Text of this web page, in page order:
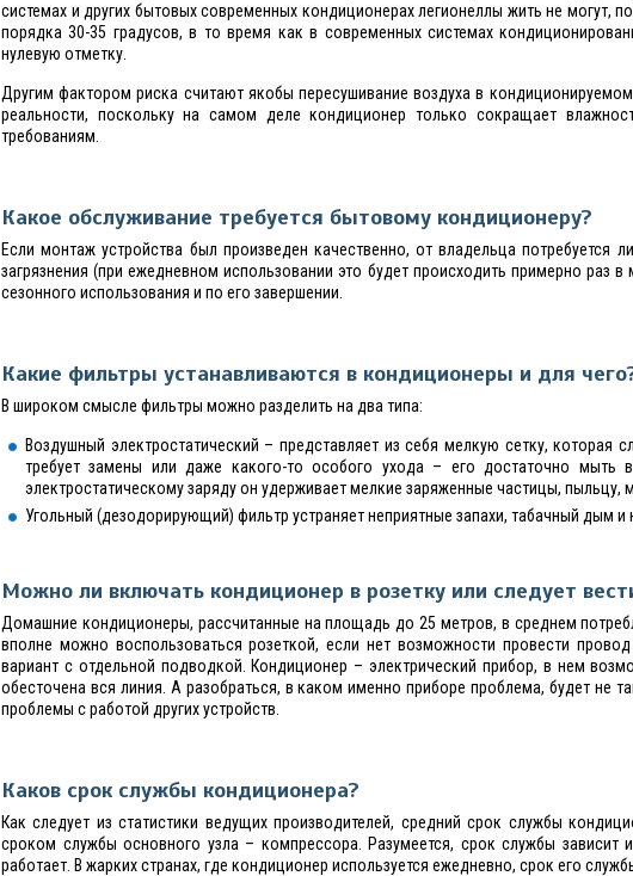
системах и других бытовых современных кондиционерах легионеллы жить не могут,
порядка 30-35 градусов, в то время как в современных системах
нулевую отметку.
Другим фактором риска считают якобы пересушивание воздуха в
реальности, поскольку на самом деле кондиционер только сокращает
требованиям.
Какое обслуживание требуется бытовому кондиционеру?
Если монтаж устройства был произведен качественно, от владельца
загрязнения (при ежедневном использовании это будет происходить примерно раз
сезонного использования и по его завершении.
Какие фильтры устанавливаются в кондиционеры и для
В широком смысле фильтры можно разделить на два типа:
Воздушный электростатический – представляет из себя мелкую сетку,
требует замены или даже какого-то особого ухода – его достаточно мыть
электростатическому заряду он удерживает мелкие заряженные частицы, пыльцу,
Угольный (дезодорирующий) фильтр устраняет неприятные запахи, табачный дым
Можно ли включать кондиционер в розетку или следует
Домашние кондиционеры, рассчитанные на площадь до 25 метров, в среднем
вполне можно воспользоваться розеткой, если нет возможности провести
вариант с отдельной подводкой. Кондиционер – электрический прибор, в нем
обесточена вся линия. А разобраться, в каком именно приборе проблема, будет не
проблемы с работой других устройств.
Каков срок службы кондиционера?
Как следует из статистики ведущих производителей, средний срок службы
сроком службы основного узла – компрессора. Разумеется, срок службы
работает. В жарких странах, где кондиционер используется ежедневно, срок его